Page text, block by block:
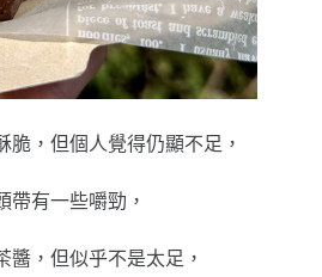
脆，但個人覺得仍顯不足，
帶有一些嚼勁，
醬，但似乎不是太足，